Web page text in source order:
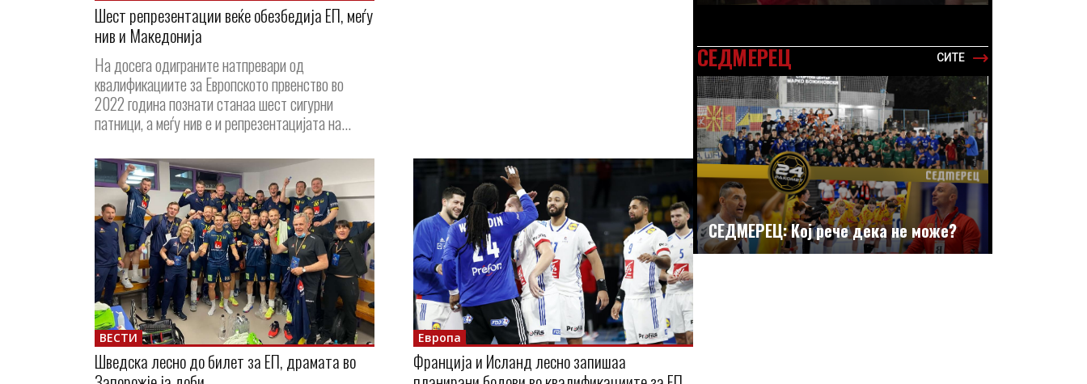
Шест репрезентации веќе обезбедија ЕП, меѓу
нив и Македонија
На досега одиграните натпревари од
квалификациите за Европското првенство во
2022 година познати станаа шест сигурни
патници, а меѓу нив е и репрезентацијата на...
ВЕСТИ
Шведска лесно до билет за ЕП, драмата во
Европа
Франција и Исланд лесно запишаа
СЕДМЕРЕЦ СИТЕ
СЕДМЕРЕЦ: Кој рече дека не може?